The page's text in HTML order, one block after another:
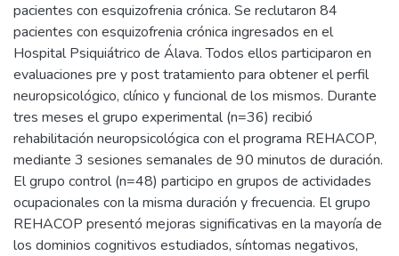
pacientes con esquizofrenia crónica. Se reclutaron 84
pacientes con esquizofrenia crónica ingresados en el
Hospital Psiquiátrico de Álava. Todos ellos participaron en
evaluaciones pre y post tratamiento para obtener el perfil
neuropsicológico, clínico y funcional de los mismos. Durante
tres meses el grupo experimental (n=36) recibió
rehabilitación neuropsicológica con el programa REHACOP,
mediante 3 sesiones semanales de 90 minutos de duración.
El grupo control (n=48) participo en grupos de actividades
ocupacionales con la misma duración y frecuencia. El grupo
REHACOP presentó mejoras significativas en la mayoría de
los dominios cognitivos estudiados, síntomas negativos,